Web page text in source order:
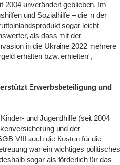
2004 unverändert geblieben. Im
und Sozialhilfe – die in der
sogar leicht
als dass mit der
in die Ukraine 2022 mehrere
erhalten bzw. erhielten“,
Erwerbsbeteiligung und
und Jugendhilfe (seit 2004
und der
VIII auch die Kosten für die
war ein wichtiges politisches
sogar als förderlich für das